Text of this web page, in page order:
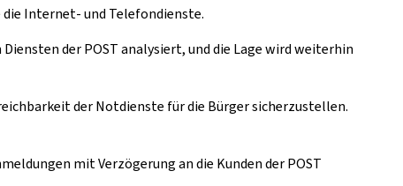
die Internet- und Telefondienste.
der POST analysiert, und die Lage wird weiterhin
der Notdienste für die Bürger sicherzustellen.
mit Verzögerung an die Kunden der POST